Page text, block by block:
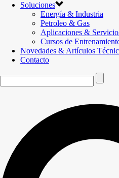
Soluciones
Energía & Industria
Petroleo & Gas
Aplicaciones &
Cursos de
Novedades & Artículos
Contacto